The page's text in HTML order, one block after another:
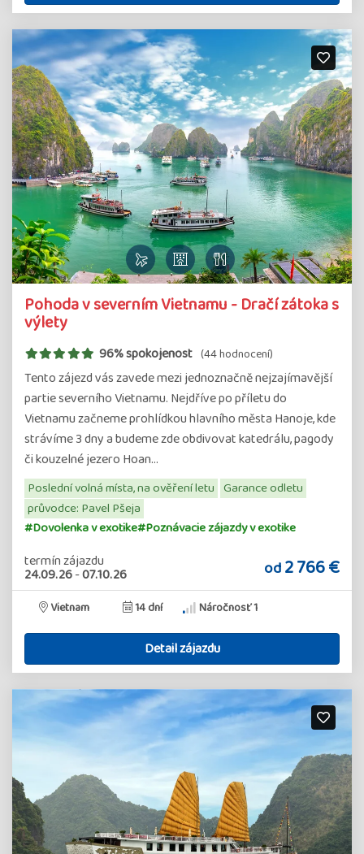
Pohoda v severním Vietnamu - Dračí zátoka s
výlety
96% spokojenost (44 hodnocení)
Tento zájezd vás zavede mezi jednoznačně nejzajímavější
partie severního Vietnamu. Nejdříve po příletu do
Vietnamu začneme prohlídkou hlavního města Hanoje, kde
strávíme 3 dny a budeme zde obdivovat katedrálu, pagody
či kouzelné jezero Hoan…
Poslední volná místa, na ověření letu Garance odletu
průvodce: Pavel Pšeja
#Dovolenka v exotike#Poznávacie zájazdy v exotike
termín zájazdu
24.09.26-07.10.26 od2 766 €
Vietnam 14 dní Náročnosť 1
Detail zájazdu